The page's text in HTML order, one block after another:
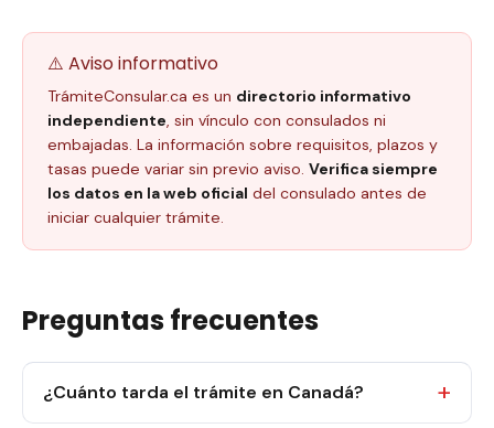
⚠️ Aviso informativo
TrámiteConsular.ca es un directorio informativo
independiente, sin vínculo con consulados ni
embajadas. La información sobre requisitos, plazos y
tasas puede variar sin previo aviso. Verifica siempre
los datos en la web oficial del consulado antes de
iniciar cualquier trámite.
Preguntas frecuentes
¿Cuánto tarda el trámite en Canadá?